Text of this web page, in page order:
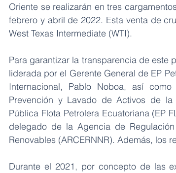
Oriente se realizarán en tres
febrero y abril de 2022. Esta venta de
West Texas Intermediate (WTI).
Para garantizar la transparencia de este
liderada por el Gerente General de EP
Internacional, Pablo Noboa, así
Prevención y Lavado de Activos de
Pública Flota Petrolera Ecuatoriana (EP
delegado de la Agencia de
Renovables (ARCERNNR). Además, los
Durante el 2021, por concepto de las